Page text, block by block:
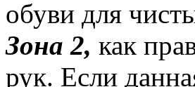
обуви для
Зона 2, как
рук. Если